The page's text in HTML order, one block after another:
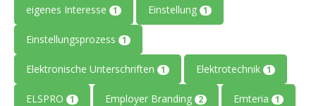
eigenes Interesse 1 Einstellung 1
Einstellungsprozess 1
Elektronische Unterschriften 1 Elektrotechnik 1
ELSPRO 1 Employer Branding 2 Emteria 1